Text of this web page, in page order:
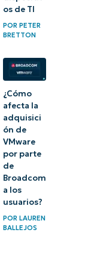
os de TI
PORPETER
BRETTON
¿Cómo
afecta la
adquisici
ón de
VMware
por parte
de
Broadcom
a los
usuarios?
PORLAUREN
BALLEJOS